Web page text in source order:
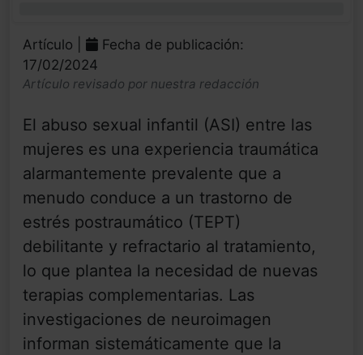
Artículo |
Fecha de publicación:
17/02/2024
Artículo revisado por nuestra redacción
El abuso sexual infantil (ASI) entre las
mujeres es una experiencia traumática
alarmantemente prevalente que a
menudo conduce a un trastorno de
estrés postraumático (TEPT)
debilitante y refractario al tratamiento,
lo que plantea la necesidad de nuevas
terapias complementarias. Las
investigaciones de neuroimagen
informan sistemáticamente que la